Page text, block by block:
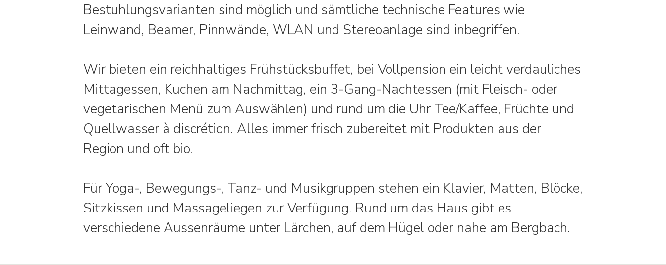
Bestuhlungsvarianten sind möglich und sämtliche technische Features wie
Leinwand, Beamer, Pinnwände, WLAN und Stereoanlage sind inbegriffen.
Wir bieten ein reichhaltiges Frühstücksbuffet, bei Vollpension ein leicht verdauliches
Mittagessen, Kuchen am Nachmittag, ein 3-Gang-Nachtessen (mit Fleisch- oder
vegetarischen Menü zum Auswählen) und rund um die Uhr Tee/Kaffee, Früchte und
Quellwasser à discrétion. Alles immer frisch zubereitet mit Produkten aus der
Region und oft bio.
Für Yoga-, Bewegungs-, Tanz- und Musikgruppen stehen ein Klavier, Matten, Blöcke,
Sitzkissen und Massageliegen zur Verfügung. Rund um das Haus gibt es
verschiedene Aussenräume unter Lärchen, auf dem Hügel oder nahe am Bergbach.